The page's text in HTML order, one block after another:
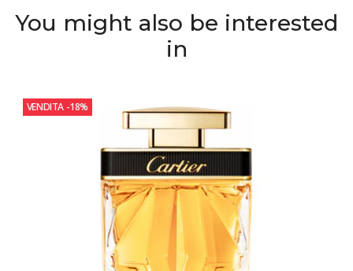
You might also be interested
in
VENDITA -18%